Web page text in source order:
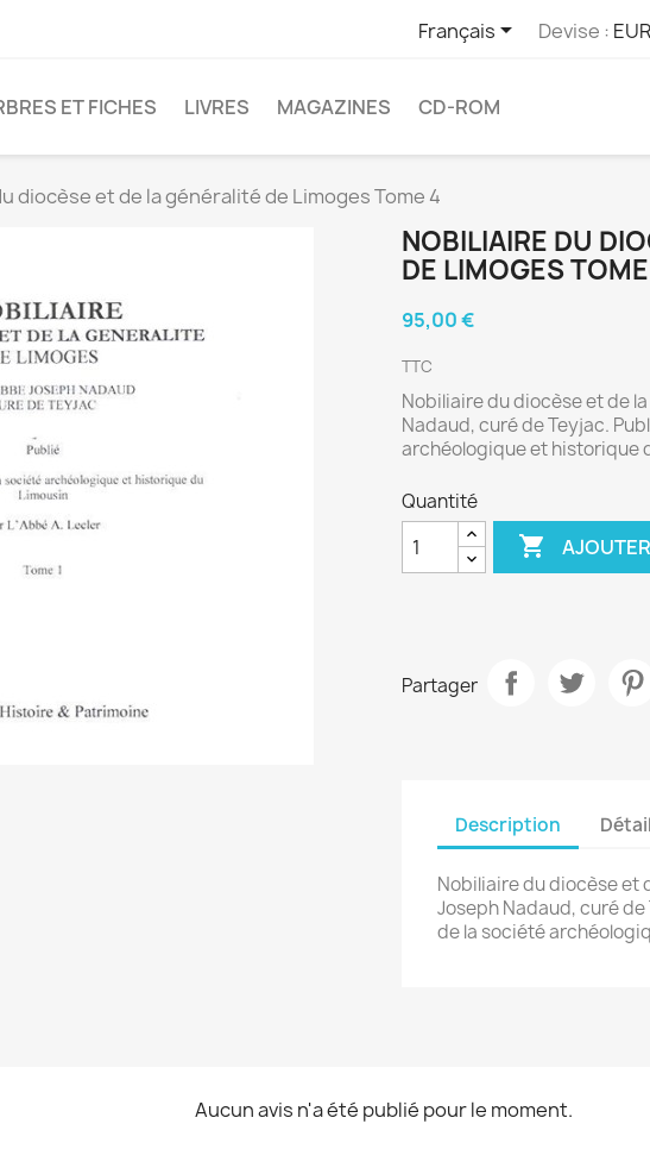
Français Devise :
ET FICHES LIVRES MAGAZINES CD-ROM
diocèse et de la généralité de Limoges Tome 4
NOBILIAIRE DU
DE LIMOGES
95,00 €
TTC
Nobiliaire du diocèse et de
Nadaud, curé de Teyjac.
archéologique et historique
Quantité

Partager
Description
Nobiliaire du diocèse et
Joseph Nadaud, curé de
de la société
Aucun avis n'a été publié pour le moment.